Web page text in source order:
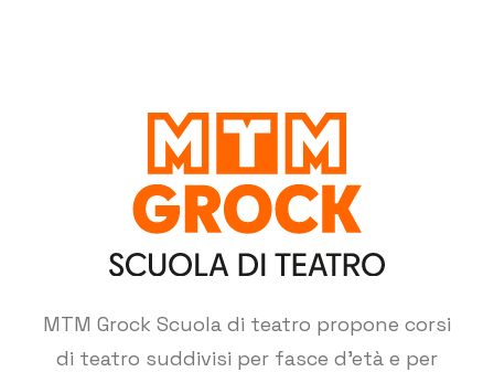
MTM Grock Scuola di teatro propone corsi
di teatro suddivisi per fasce d'età e per